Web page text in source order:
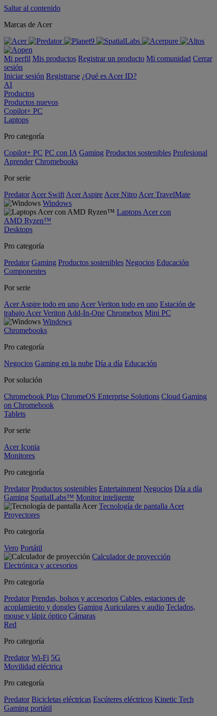
Saltar al contenido
Marcas de Acer
Mi perfil Mis productos Registrar un producto Mi comunidad Cerrar
sesión
Iniciar sesión Registrarse ¿Qué es Acer ID?
AI
Productos
Productos nuevos
Copilot+ PC
Laptops
Pro categoría
Copilot+ PC PC con IA Gaming Productos sostenibles Profesional
Aprender Chromebooks
Por serie
Predator Acer Swift Acer Aspire Acer Nitro Acer TravelMate
Windows
Laptops Acer con
AMD Ryzen™
Desktops
Pro categoría
Predator Gaming Productos sostenibles Negocios Educación
Componentes
Por serie
Acer Aspire todo en uno Acer Veriton todo en uno Estación de
trabajo Acer Veriton Add-In-One Chromebox Mini PC
Windows
Chromebooks
Pro categoría
Negocios Gaming en la nube Día a día Educación
Por solución
Chromebook Plus ChromeOS Enterprise Solutions Cloud Gaming
on Chromebook
Tablets
Por serie
Acer Iconia
Monitores
Pro categoría
Predator Productos sostenibles Entertainment Negocios Día a día
Gaming SpatialLabs™ Monitor inteligente
Tecnología de pantalla Acer
Proyectores
Pro categoría
Vero Portátil
Calculador de proyección
Electrónica y accesorios
Pro categoría
Predator Prendas, bolsos y accesorios Cables, estaciones de
acoplamiento y dongles Gaming Auriculares y audio Teclados,
mouse y lápiz óptico Cámaras
Red
Pro categoría
Predator Wi-Fi 5G
Movilidad eléctrica
Pro categoría
Predator Bicicletas eléctricas Escúteres eléctricos Kinetic Tech
Gaming portátil